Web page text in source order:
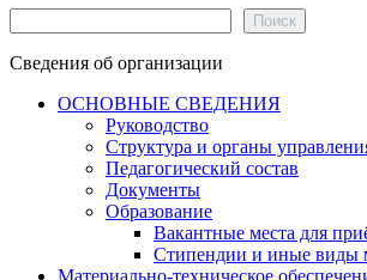
Поиск
Сведения об организации
ОСНОВНЫЕ СВЕДЕНИЯ
Руководство
Структура и органы
Педагогический состав
Документы
Образование
Вакантные места для
Стипендии и иные виды
Материально-техническое